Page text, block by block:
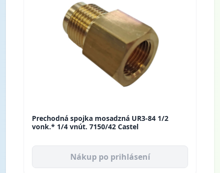
Prechodná spojka mosadzná UR3-84 1/2
vonk.* 1/4 vnút. 7150/42 Castel
Nákup po prihlásení